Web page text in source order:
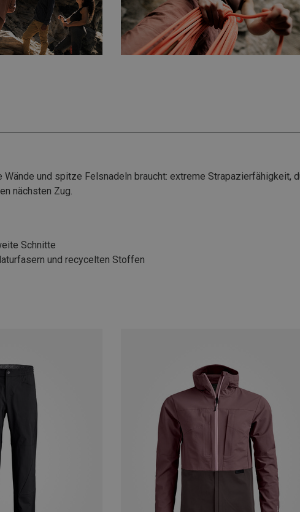
und spitze Felsnadeln braucht: extreme Strapazierfähigkeit,
nächsten Zug.
Schnitte
und recycelten Stoffen